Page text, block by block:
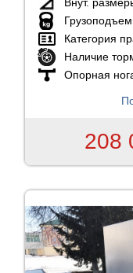
Категория
Наличие
Опорная
208